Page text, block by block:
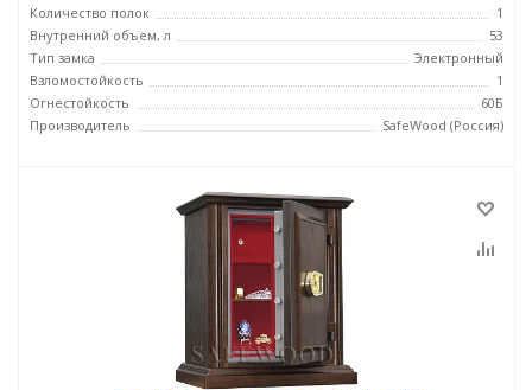
Количество полок
1
Внутренний объем, л
53
Тип замка
Электронный
Взломостойкость
1
Огнестойкость
60Б
Производитель
SafeWood (Россия)